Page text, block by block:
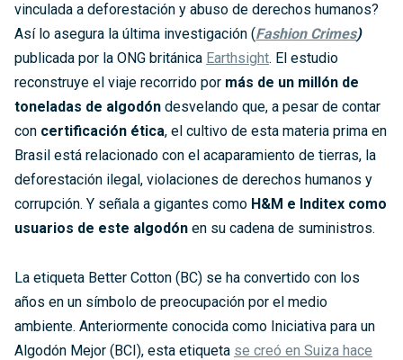
vinculada a deforestación y abuso de derechos humanos?
Así lo asegura la última investigación (Fashion Crimes)
publicada por la ONG británica Earthsight. El estudio
reconstruye el viaje recorrido por más de un millón de
toneladas de algodón desvelando que, a pesar de contar
con certificación ética, el cultivo de esta materia prima en
Brasil está relacionado con el acaparamiento de tierras, la
deforestación ilegal, violaciones de derechos humanos y
corrupción. Y señala a gigantes como H&M e Inditex como
usuarios de este algodón en su cadena de suministros.
La etiqueta Better Cotton (BC) se ha convertido con los
años en un símbolo de preocupación por el medio
ambiente. Anteriormente conocida como Iniciativa para un
Algodón Mejor (BCI), esta etiqueta se creó en Suiza hace